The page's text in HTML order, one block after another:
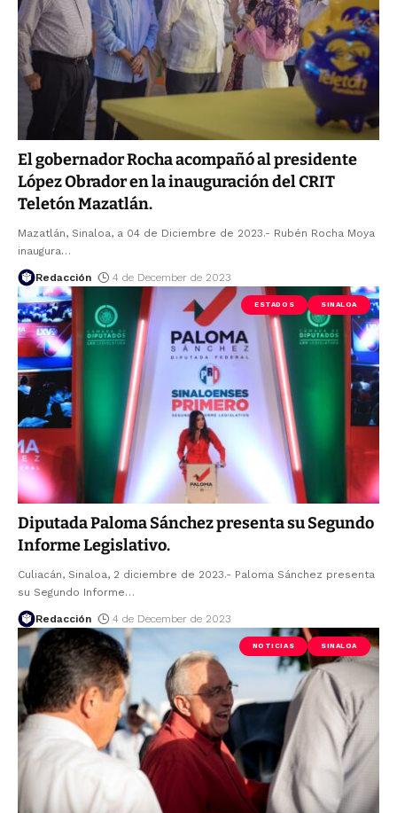
El gobernador Rocha acompañó al presidente
López Obrador en la inauguración del CRIT
Teletón Mazatlán.
Mazatlán, Sinaloa, a 04 de Diciembre de 2023.- Rubén Rocha Moya
inaugura…
Redacción 4 de December de 2023
ESTADOS SINALOA
Diputada Paloma Sánchez presenta su Segundo
Informe Legislativo.
Culiacán, Sinaloa, 2 diciembre de 2023.- Paloma Sánchez presenta
su Segundo Informe…
Redacción 4 de December de 2023
NOTICIAS SINALOA